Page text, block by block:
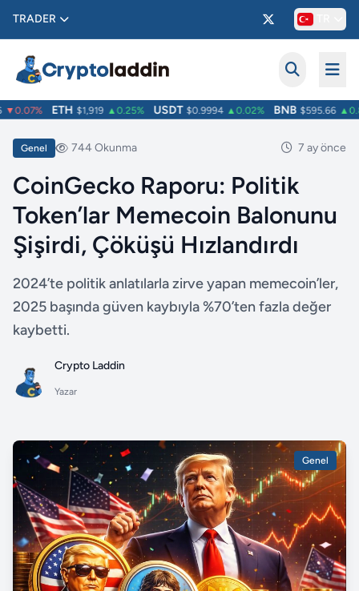
TRADER
ETH $1,919 ▲0.25% USDT $0.9994 ▲0.02% BNB $595.66
Genel 744 Okunma 7 ay önce
CoinGecko Raporu: Politik
Token’lar Memecoin Balonunu
Şişirdi, Çöküşü Hızlandırdı
2024’te politik anlatılarla zirve yapan memecoin’ler,
2025 başında güven kaybıyla %70’ten fazla değer
kaybetti.
Crypto Laddin
Yazar
Genel